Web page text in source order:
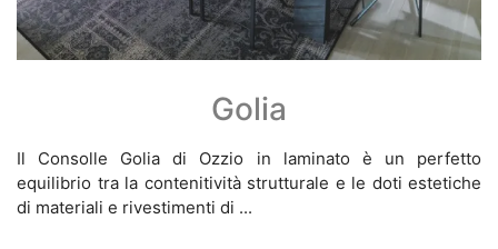
Golia
Il Consolle Golia di Ozzio in laminato è un perfetto
equilibrio tra la contenitività strutturale e le doti estetiche
di materiali e rivestimenti di ...